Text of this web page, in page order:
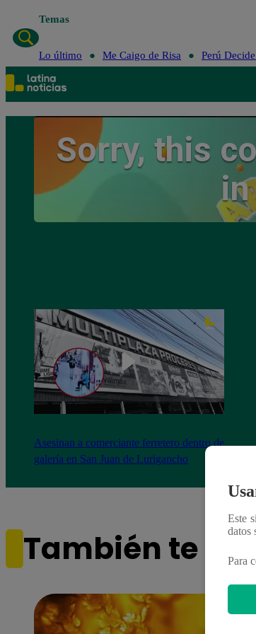
Temas
Lo último Me Caigo de Risa Perú
Asesinan a comerciante ferretero dentro de
galería en San Juan de Lurigancho
También te
Este
datos
Para